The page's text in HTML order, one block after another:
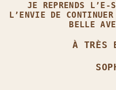
JE REPRENDS
L’ENVIE DE
BELLE
À TRÈS